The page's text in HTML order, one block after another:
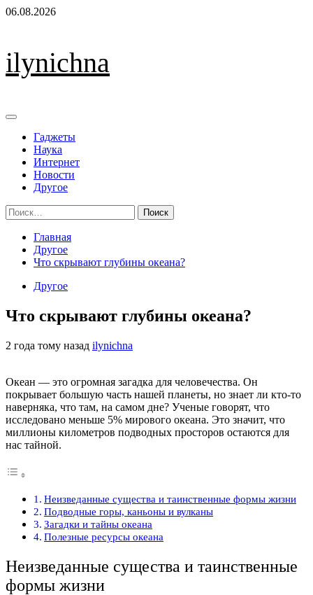
Перейти
06.08.2026
ilynichna
Основное
Гаджеты
Наука
Интернет
Новости
Другое
Найти:
Главная
Другое
Что скрывают глубины океана?
Другое
Что скрывают глубины океана?
2 года тому назад ilynichna
Океан — это огромная загадка для человечества. Он
покрывает большую часть нашей планеты, но знает ли кто-то
наверняка, что там, на самом дне? Ученые говорят, что
исследовано меньше 5% мирового океана. Это значит, что
миллионы километров подводных просторов остаются для
нас тайной.
Неизведанные существа и таинственные формы жизни
Подводные горы, каньоны и вулканы
Загадки и тайны океана
Полезные ресурсы океана
Неизведанные существа и таинственные
формы жизни